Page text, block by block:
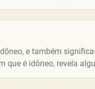
e também
que é idôneo, revela